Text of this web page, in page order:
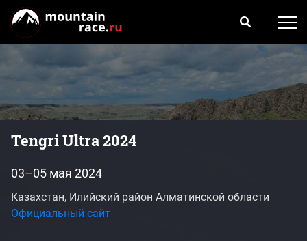
Tengri Ultra 2024
03–05 мая 2024
Казахстан, Илийский район Алматинской области
Официальный сайт